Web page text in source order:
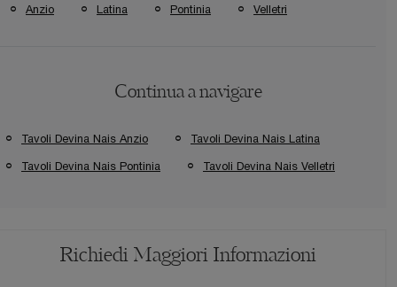
Anzio Latina Pontinia Velletri
Continua a navigare
Tavoli Devina Nais Anzio Tavoli Devina Nais Latina
Tavoli Devina Nais Pontinia Tavoli Devina Nais Velletri
Richiedi Maggiori Informazioni